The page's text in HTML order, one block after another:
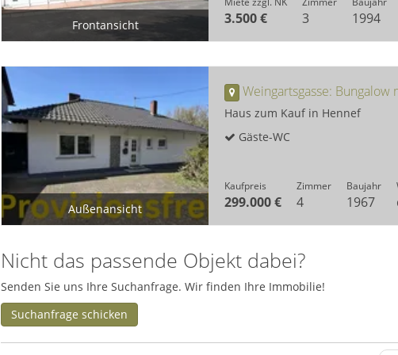
Frontansicht Verkaufsfläche
3.500 € 3 1994
Außenansicht Außenansicht
Haus zum Kauf in Hennef
Gäste-WC
Kaufpreis
299.000 €
Zimmer
4
Baujahr
1967
Nicht das passende Objekt dabei?
Senden Sie uns Ihre Suchanfrage. Wir finden Ihre Immobilie!
Suchanfrage schicken